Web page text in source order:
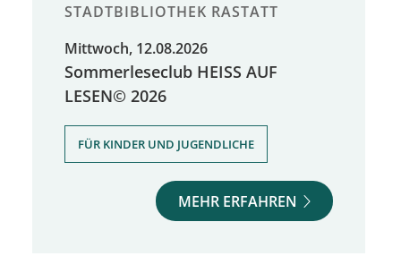
STADTBIBLIOTHEK RASTATT
Mittwoch, 12.08.2026
Sommerleseclub HEISS AUF
LESEN© 2026
FÜR KINDER UND JUGENDLICHE
MEHR ERFAHREN